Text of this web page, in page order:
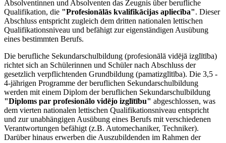
Absolventinnen und Absolventen das Zeugnis über berufliche
Qualifikation, die "Profesionālās kvalifikācijas apliecība". Dieser
Abschluss entspricht zugleich dem dritten nationalen lettischen
Qualifikationsniveau und befähigt zur eigenständigen Ausübung
eines bestimmten Berufs.
Die berufliche Sekundarschulbildung (profesionālā vidējā izglītība)
richtet sich an Schülerinnen und Schüler nach Abschluss der
gesetzlich verpflichtenden Grundbildung (pamatizglītība). Die 3,5 -
4-jährigen Programme der beruflichen Sekundarschulbildung
werden mit einem Diplom der beruflichen Sekundarschulbildung
"Diploms par profesionālo vidējo izglītību" abgeschlossen, was
dem vierten nationalen lettischen Qualifikationsniveau entspricht
und zur unabhängigen Ausübung eines Berufs mit verschiedenen
Verantwortungen befähigt (z.B. Automechaniker, Techniker).
Darüber hinaus erwerben die Auszubildenden im Rahmen der